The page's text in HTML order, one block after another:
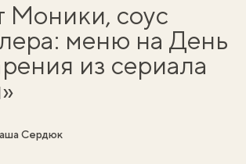
Моники, соус
меню на День
из сериала
Сердюк